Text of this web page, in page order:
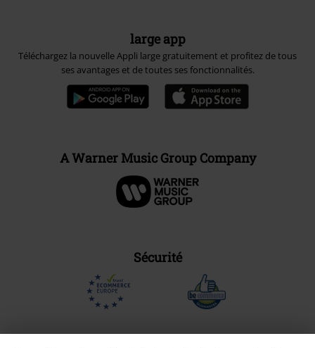
large app
Téléchargez la nouvelle Appli large gratuitement et profitez de tous
ses avantages et de toutes ses fonctionnalités.
A Warner Music Group Company
Sécurité